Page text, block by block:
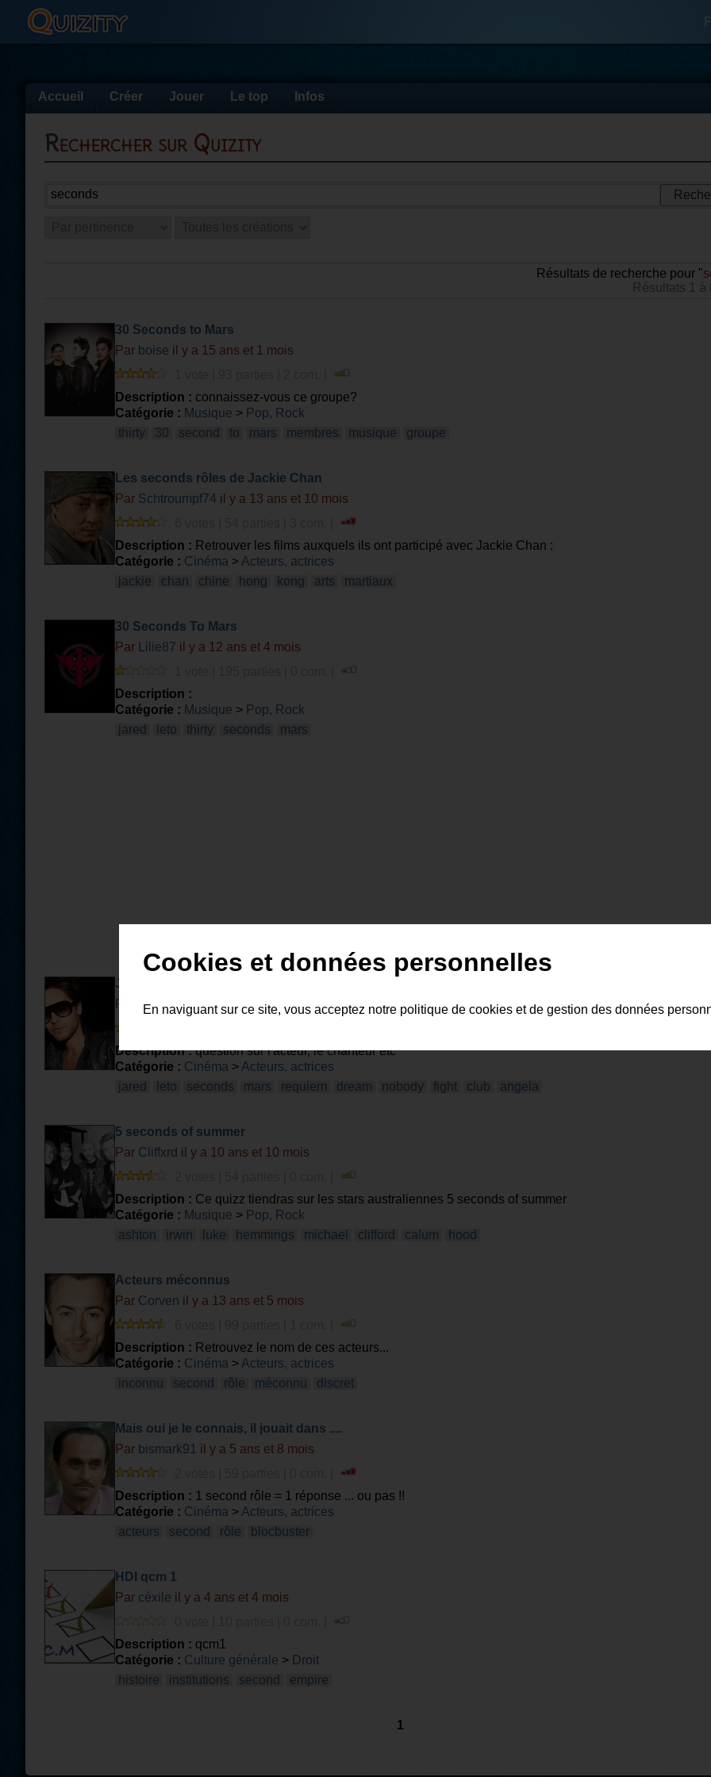
Accueil Créer Jouer Le top Infos
Rechercher sur Quizity
Résultats de recherche pour "
Résultats 1 à
30 Seconds to Mars
Par boise il y a 15 ans et 1 mois
Description : connaissez-vous ce groupe?
Catégorie : Musique > Pop, Rock
thirty
30 second to mars membres musique groupe
Les seconds rôles de Jackie Chan
Par Schtroumpf74 il y a 13 ans et 10 mois
Description : Retrouver les films auxquels ils ont participé avec Jackie Chan :
Catégorie : Cinéma > Acteurs, actrices
jackie
chan chine hong kong arts martiaux
30 Seconds To Mars
Par
Lilie87 il y a 12 ans et 4 mois
Description :
Catégorie : Musique > Pop, Rock
jared
leto thirty seconds mars
Jared Leto
Par
emyrevengeil y a 13 ans et 6 mois
Description :question sur l'acteur, le chanteur etc
Catégorie : Cinéma > Acteurs, actrices
jared
leto seconds mars requiem dream nobody fight club angela
5 seconds of summer
Par Cliffxrd il y a 10 ans et 10 mois
Description : Ce quizz tiendras sur les stars australiennes 5 seconds of summer
Catégorie : Musique > Pop, Rock
ashton
irwin luke hemmings michael clifford calum hood
Acteurs méconnus
Par Corven il y a 13 ans et 5 mois
Description : Retrouvez le nom de ces acteurs...
Catégorie : Cinéma > Acteurs, actrices
inconnu
second rôle méconnu discret
Mais oui je le connais, il jouait dans ....
Par bismark91 il y a 5 ans et 8 mois
Description : 1 second rôle = 1 réponse ... ou pas !!
Catégorie : Cinéma > Acteurs, actrices
acteurs
second rôle blocbuster
HDI qcm 1
Par céxile il y a 4 ans et 4 mois
Description : qcm1
Catégorie : Culture générale > Droit
histoire
institutions second empire
1
Cookies et données personnelles
En naviguant sur ce site, vous acceptez notre politique de cookies et de gestion des données